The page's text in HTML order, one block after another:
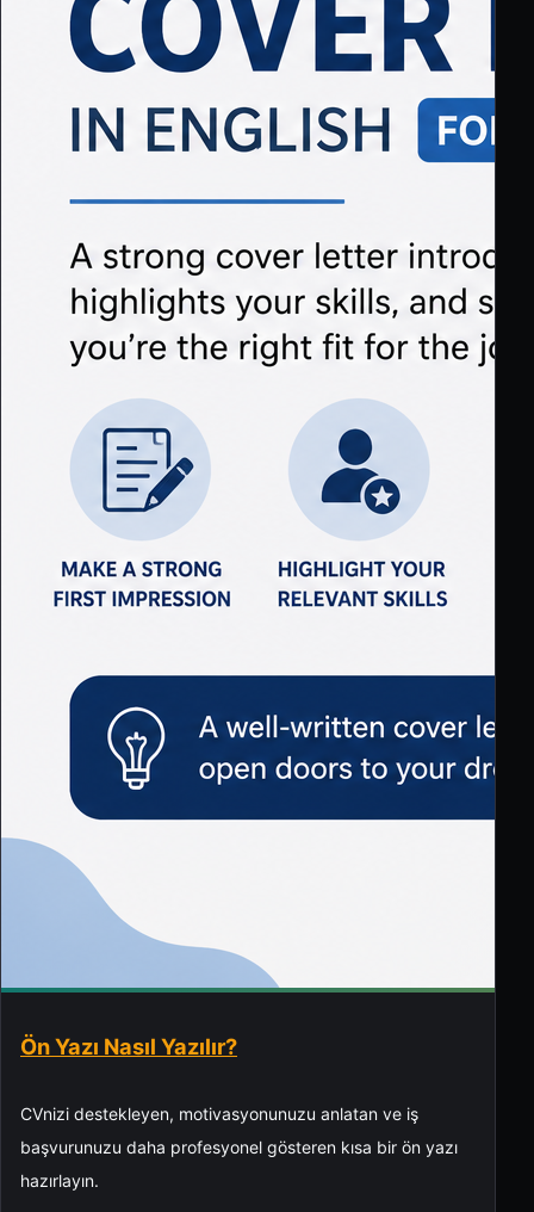
Ön Yazı Nasıl Yazılır?
CVnizi destekleyen, motivasyonunuzu anlatan ve iş
başvurunuzu daha profesyonel gösteren kısa bir ön yazı
hazırlayın.